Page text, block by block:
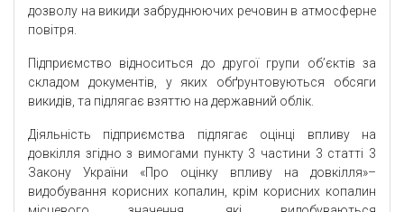
дозволу на викиди забруднюючих речовин в атмосферне
повітря.
Підприємство відноситься до другої групи об’єктів за
складом документів, у яких обґрунтовуються обсяги
викидів, та підлягає взяттю на державний облік.
Діяльність підприємства підлягає оцінці впливу на
довкілля згідно з вимогами пункту 3 частини 3 статті 3
Закону України «Про оцінку впливу на довкілля»–
видобування корисних копалин, крім корисних копалин